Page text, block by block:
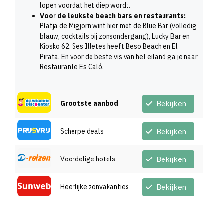
lopen voordat het diep wordt.
Voor de leukste beach bars en restaurants:
Platja de Migjorn wint hier met de Blue Bar (volledig
blauw, cocktails bij zonsondergang), Lucky Bar en
Kiosko 62. Ses Illetes heeft Beso Beach en El
Pirata. En voor de beste vis van het eiland ga je naar
Restaurante Es Caló.
Grootste aanbod Bekijken
Scherpe deals Bekijken
Voordelige hotels Bekijken
Heerlijke zonvakanties Bekijken